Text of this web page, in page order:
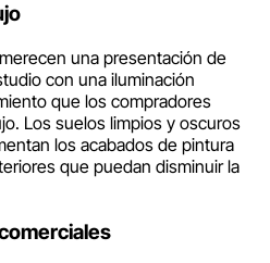
una presentación de
con una iluminación
que los compradores
Los suelos limpios y oscuros
los acabados de pintura
que puedan disminuir la